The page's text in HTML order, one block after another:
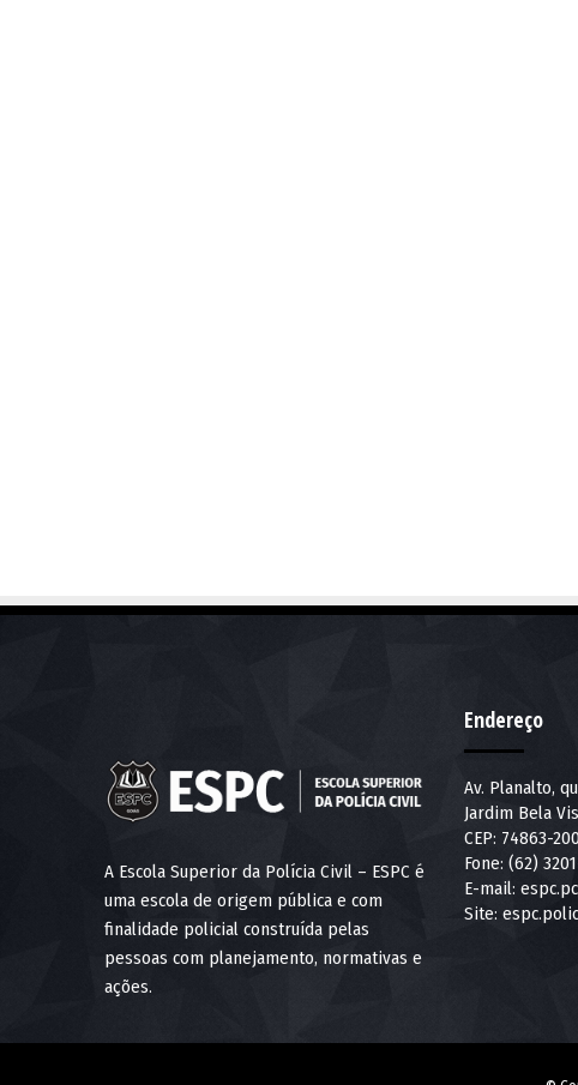
A Escola Superior da Polícia Civil – ESPC é
uma escola de origem pública e com
finalidade policial construída pelas
pessoas com planejamento, normativas e
ações.
Endereço
Av. Planalto,
Jardim Bela
CEP: 74863-200
Fone: (62)
E-mail:
Site: